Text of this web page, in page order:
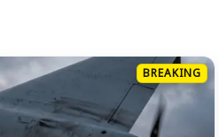
BREAKING